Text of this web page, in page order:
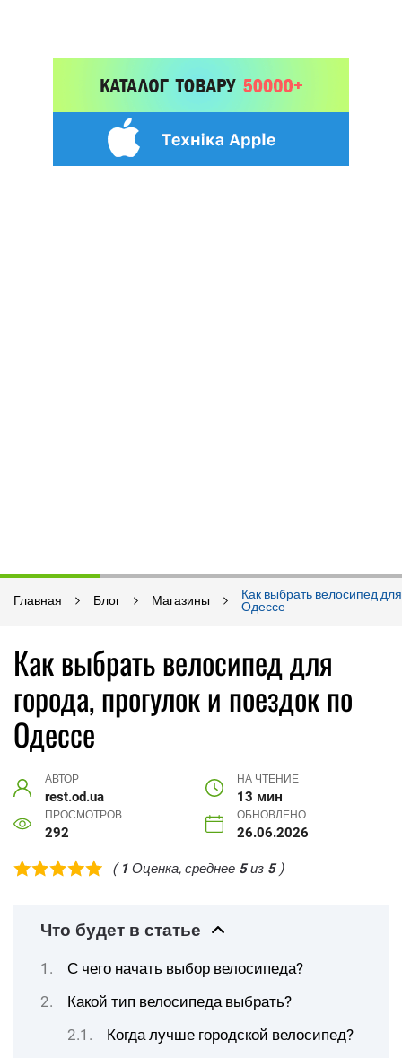
Главная Блог Магазины
Как выбрать велосипед
Одессе
Как выбрать велосипед для
города, прогулок и поездок по
Одессе
АВТОР
rest.od.ua
НА ЧТЕНИЕ
13 мин
ПРОСМОТРОВ
292
ОБНОВЛЕНО
26.06.2026
( 1 Оценка, среднее 5из 5)
Что будет в статье
С чего начать выбор велосипеда?
Какой тип велосипеда выбрать?
Когда лучше городской велосипед?